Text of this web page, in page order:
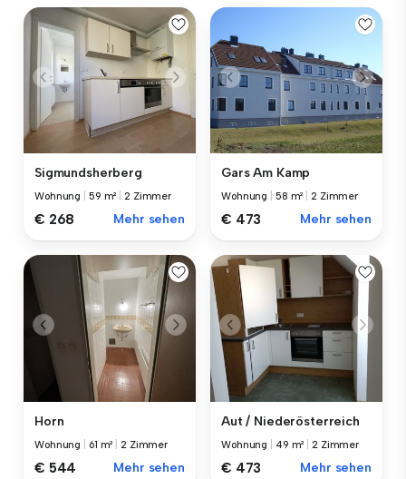
Sigmundsherberg
Wohnung 59 m² |2 Zimmer
€ 268 Mehr sehen
Gars Am Kamp
Wohnung 58 m² |2 Zimmer
€ 473 Mehr sehen
Horn
Wohnung 61 m² |2 Zimmer
€ 544 Mehr sehen
Aut / Niederösterreich
Wohnung 49 m² |2 Zimmer
€ 473 Mehr sehen